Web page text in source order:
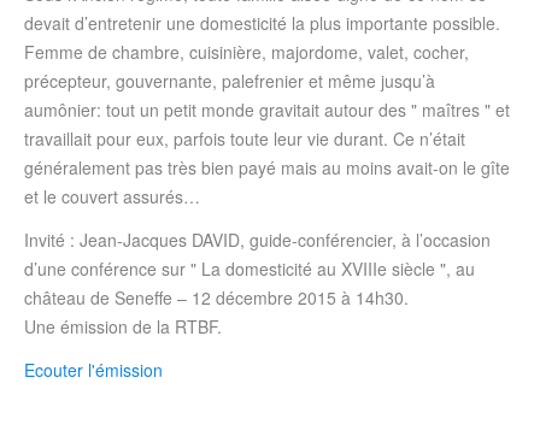
devait d’entretenir une domesticité la plus importante possible.
Femme de chambre, cuisinière, majordome, valet, cocher,
précepteur, gouvernante, palefrenier et même jusqu’à
aumônier: tout un petit monde gravitait autour des " maîtres " et
travaillait pour eux, parfois toute leur vie durant. Ce n’était
généralement pas très bien payé mais au moins avait-on le gîte
et le couvert assurés…
Invité : Jean-Jacques DAVID, guide-conférencier, à l’occasion
d’une conférence sur " La domesticité au XVIIIe siècle ", au
château de Seneffe – 12 décembre 2015 à 14h30.
Une émission de la RTBF.
Ecouter l'émission